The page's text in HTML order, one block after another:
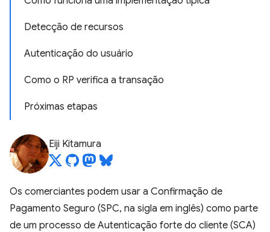
Detecção de recursos
Autenticação do usuário
Como o RP verifica a transação
Próximas etapas
Eiji Kitamura
Os comerciantes podem usar a Confirmação de
Pagamento Seguro (SPC, na sigla em inglês) como parte
de um processo de Autenticação forte do cliente (SCA)